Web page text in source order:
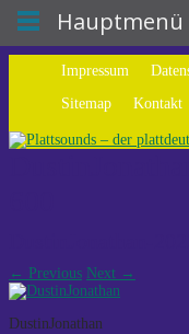
Impressum
Sitemap
Kontakt
← Previous Next →
DustinJonathan
Hauptmenü